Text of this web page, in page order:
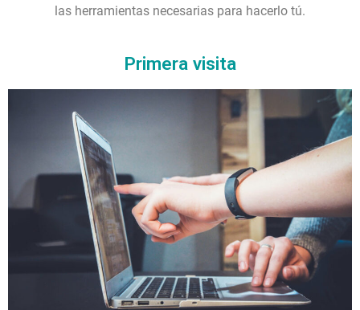
las herramientas necesarias para hacerlo tú.
Primera visita